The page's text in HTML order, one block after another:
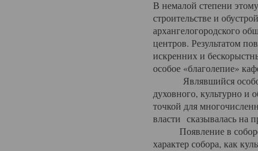
В немалой степени
строительстве и
архангелогородского
центров. Результатом
искренних и
особое «благолепие»
Являвшийся особой
духовного, культурно и
точкой для
власти сказывалась на
Появление в соборе
характер собора, как